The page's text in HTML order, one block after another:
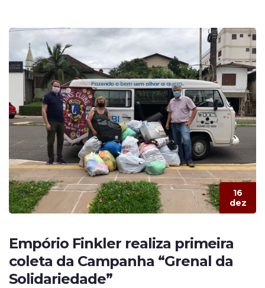
16
dez
Empório Finkler realiza primeira
coleta da Campanha “Grenal da
Solidariedade”